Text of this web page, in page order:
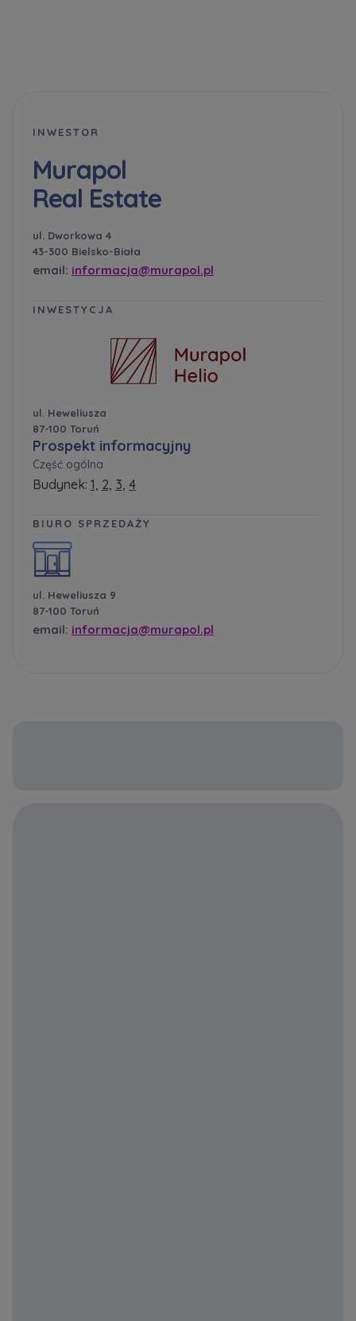
INWESTOR
Murapol
Real Estate
ul. Dworkowa 4
43-300 Bielsko-Biała
email: informacja@murapol.pl
INWESTYCJA
ul. Heweliusza
87-100 Toruń
Prospekt informacyjny
Część ogólna
Budynek: 1, 2, 3, 4
BIURO SPRZEDAŻY
ul. Heweliusza 9
87-100 Toruń
email: informacja@murapol.pl